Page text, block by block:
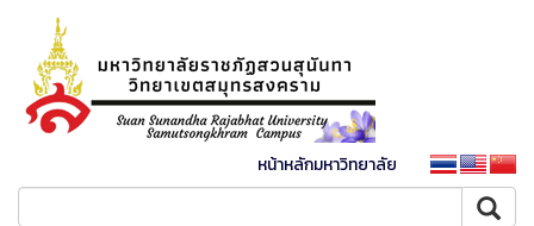
หน้าหลักมหาวิทยาลัย